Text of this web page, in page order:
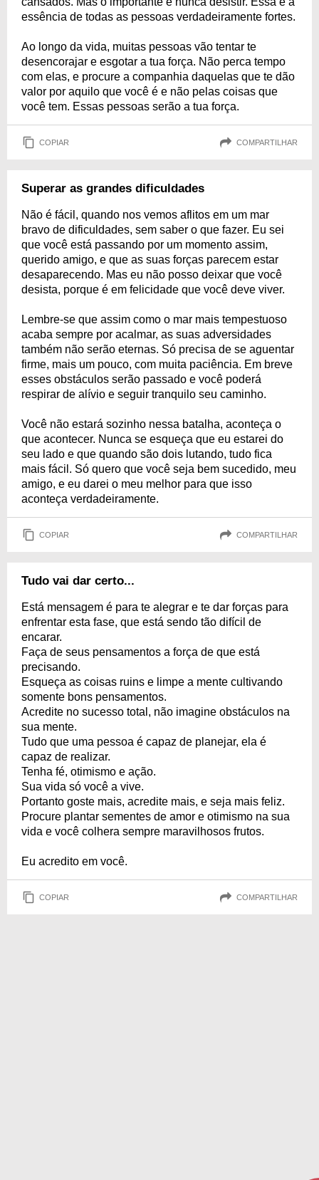
essência de todas as pessoas verdadeiramente fortes.
Ao longo da vida, muitas pessoas vão tentar te
desencorajar e esgotar a tua força. Não perca tempo
com elas, e procure a companhia daquelas que te dão
valor por aquilo que você é e não pelas coisas que
você tem. Essas pessoas serão a tua força.
COPIAR COMPARTILHAR
Superar as grandes dificuldades
Não é fácil, quando nos vemos aflitos em um mar
bravo de dificuldades, sem saber o que fazer. Eu sei
que você está passando por um momento assim,
querido amigo, e que as suas forças parecem estar
desaparecendo. Mas eu não posso deixar que você
desista, porque é em felicidade que você deve viver.
Lembre-se que assim como o mar mais tempestuoso
acaba sempre por acalmar, as suas adversidades
também não serão eternas. Só precisa de se aguentar
firme, mais um pouco, com muita paciência. Em breve
esses obstáculos serão passado e você poderá
respirar de alívio e seguir tranquilo seu caminho.
Você não estará sozinho nessa batalha, aconteça o
que acontecer. Nunca se esqueça que eu estarei do
seu lado e que quando são dois lutando, tudo fica
mais fácil. Só quero que você seja bem sucedido, meu
amigo, e eu darei o meu melhor para que isso
aconteça verdadeiramente.
COPIAR COMPARTILHAR
Tudo vai dar certo...
Está mensagem é para te alegrar e te dar forças para
enfrentar esta fase, que está sendo tão difícil de
encarar.
Faça de seus pensamentos a força de que está
precisando.
Esqueça as coisas ruins e limpe a mente cultivando
somente bons pensamentos.
Acredite no sucesso total, não imagine obstáculos na
sua mente.
Tudo que uma pessoa é capaz de planejar, ela é
capaz de realizar.
Tenha fé, otimismo e ação.
Sua vida só você a vive.
Portanto goste mais, acredite mais, e seja mais feliz.
Procure plantar sementes de amor e otimismo na sua
vida e você colhera sempre maravilhosos frutos.
Eu acredito em você.
COPIAR COMPARTILHAR